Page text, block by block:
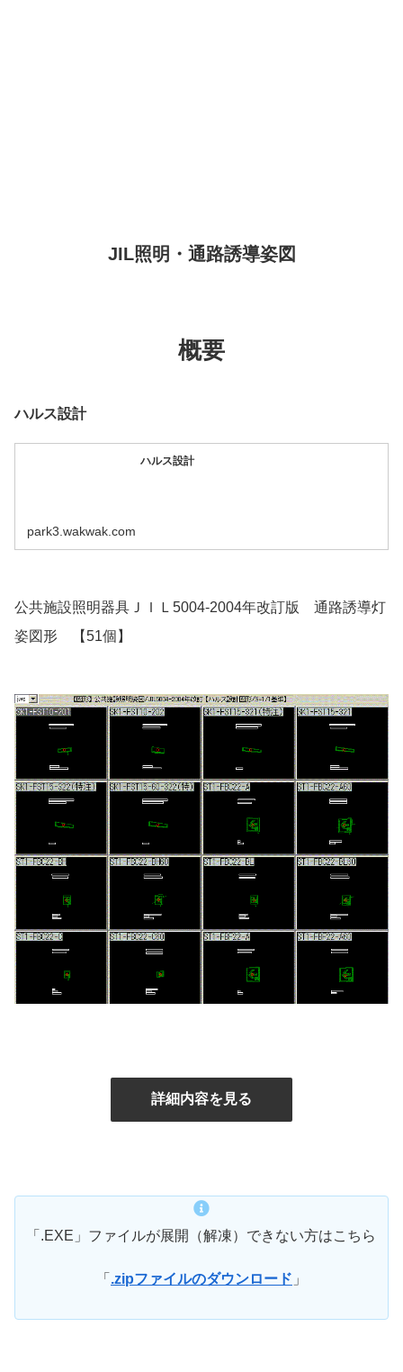
JIL照明・通路誘導姿図
概要
ハルス設計
ハルス設計
park3.wakwak.com
公共施設照明器具ＪＩＬ5004-2004年改訂版 通路誘導灯
姿図形 【51個】
詳細内容を見る
「.EXE」ファイルが展開（解凍）できない方はこちら
「 .zipファイルのダウンロード 」